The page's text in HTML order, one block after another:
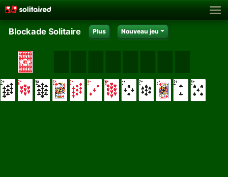
Blockade Solitaire Plus Nouveau jeu